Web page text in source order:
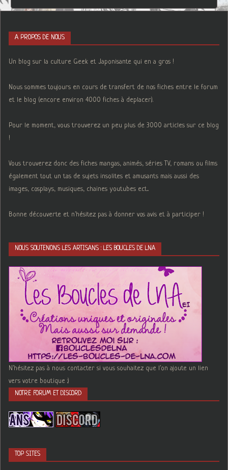
A PROPOS DE NOUS
Un blog sur la culture Geek et Japonisante qui en a gros !
Nous sommes toujours en cours de transfert de nos fiches entre le forum
et le blog (encore environ 4000 fiches à deplacer).
Pour le moment, vous trouverez un peu plus de 3000 articles sur ce blog
!
Vous trouverez donc des fiches mangas, animés, séries TV, romans ou films
également tout un tas de sujets insolites et amusants mais aussi des
images, cosplays, musiques, chaines youtubes ect...
Bonne découverte et n'hésitez pas à donner vos avis et à participer !
NOUS SOUTENONS LES ARTISANS : LES BOUCLES DE LNA
N'hésitez pas à nous contacter si vous souhaitez que l'on ajoute un lien
vers votre boutique :)
NOTRE FORUM ET DISCORD
TOP SITES